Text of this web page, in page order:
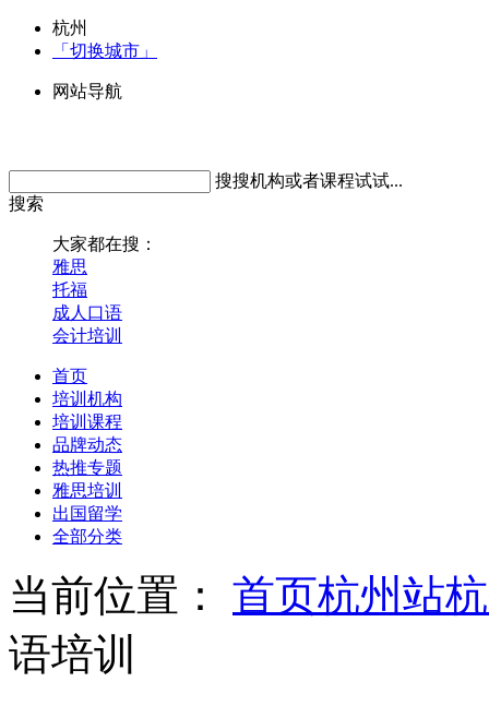
杭州
「切换城市」
网站导航
搜搜机构或者课程试试...
搜索
大家都在搜：
雅思
托福
成人口语
会计培训
首页
培训机构
培训课程
品牌动态
热推专题
雅思培训
出国留学
全部分类
当前位置： 首页杭州站
语培训